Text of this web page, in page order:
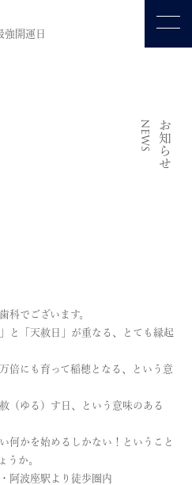
強開運日
お知らせ
NEWS
科でございます。
と「天赦日」が重なる、とても縁起
倍にも育って稲穂となる、という意
（ゆる）す日、という意味のある
何かを始めるしかない！ということ
うか。
阿波座駅より徒歩圏内